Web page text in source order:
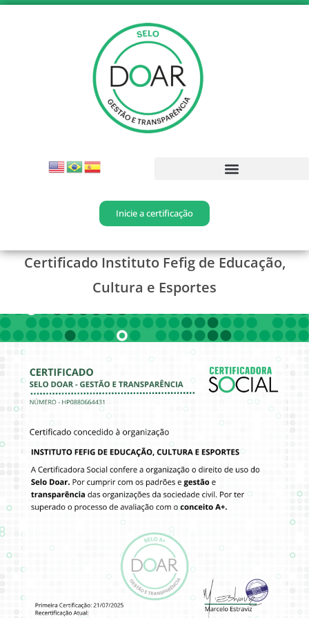
Inicie a certificação
Certificado Instituto Fefig de Educação,
Cultura e Esportes